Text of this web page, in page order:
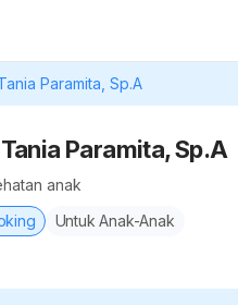
Paramita, Sp.A
Paramita, Sp.A
anak
Untuk Anak-Anak